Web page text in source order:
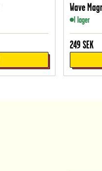
Wave
I lager
249 SEK